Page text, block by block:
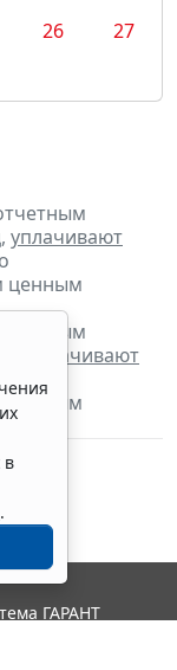
26
27
уплачивают
ценным
уплачивают
ценным
в
.
ГАРАНТ